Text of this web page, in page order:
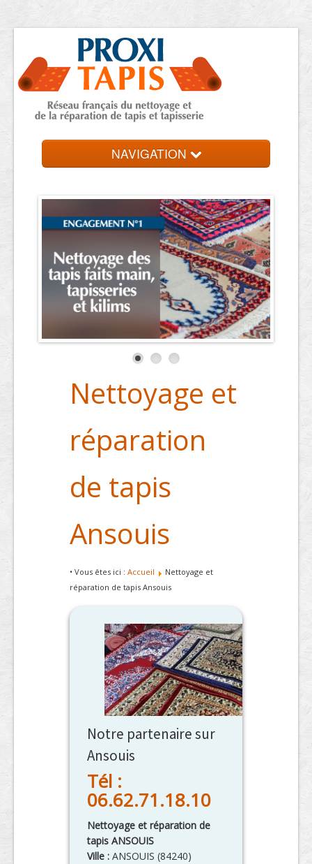
NAVIGATION
Trouver une entreprise
Nettoyage et
réparation
de tapis
Ansouis
• Vous êtes ici : Accueil
Nettoyage et
réparation de tapis Ansouis
Notre partenaire sur
Ansouis
Tél :
06.62.71.18.10
Nettoyage et réparation de
tapis ANSOUIS
Ville : ANSOUIS (84240)